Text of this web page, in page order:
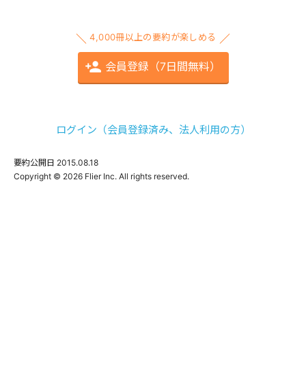
4,000冊以上の要約が楽しめる
会員登録（7日間無料）
ログイン（会員登録済み、法人利用の方）
要約公開日 2015.08.18